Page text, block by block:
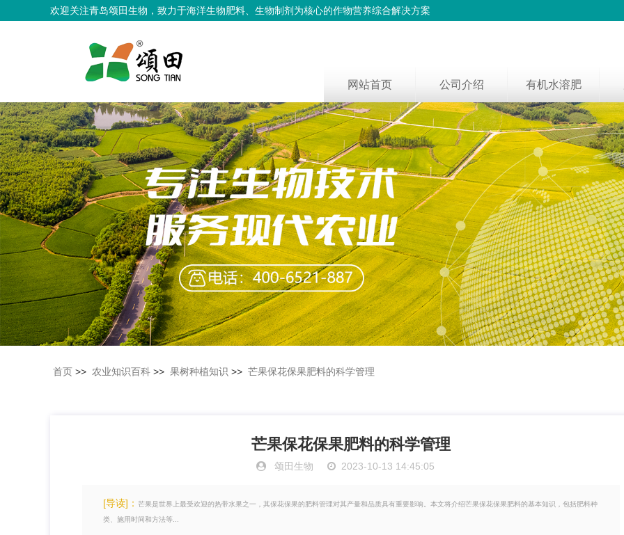
欢迎关注青岛颂田生物，致力于海洋生物肥料、生物制剂为核心的作物营养综合解决方案
网站首页 公司介绍 有机水溶肥
首页 >> 农业知识百科 >> 果树种植知识 >> 芒果保花保果肥料的科学管理
芒果保花保果肥料的科学管理
颂田生物 2023-10-13 14:45:05
[导读]： 芒果是世界上最受欢迎的热带水果之一，其保花保果的肥料管理对其产量和品质具有重要影响。本文将介绍芒果保花保果肥料的基本知识，包括肥料种
类、施用时间和方法等...